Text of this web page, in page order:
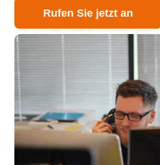
Rufen Sie jetzt an